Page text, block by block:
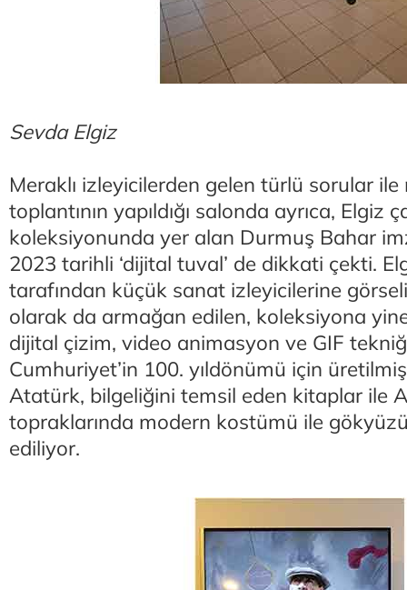
Sevda Elgiz
Meraklı izleyicilerden gelen türlü sorular
toplantının yapıldığı salonda ayrıca, Elgiz
koleksiyonunda yer alan Durmuş Bahar
2023 tarihli ‘dijital tuval’ de dikkati çekti.
tarafından küçük sanat izleyicilerine görseli
olarak da armağan edilen, koleksiyona
dijital çizim, video animasyon ve GIF
Cumhuriyet’in 100. yıldönümü için
Atatürk, bilgeliğini temsil eden kitaplar ile
topraklarında modern kostümü ile
ediliyor.